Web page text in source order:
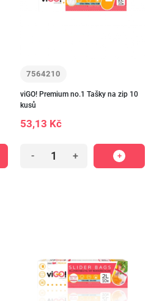
7564210
viGO! Premium no.1 Tašky na zip 10
kusů
53,13 Kč
- +